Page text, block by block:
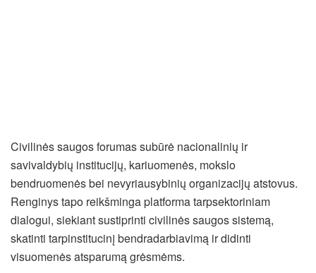
Civilinės saugos forumas subūrė nacionalinių ir
savivaldybių institucijų, kariuomenės, mokslo
bendruomenės bei nevyriausybinių organizacijų atstovus.
Renginys tapo reikšminga platforma tarpsektoriniam
dialogui, siekiant sustiprinti civilinės saugos sistemą,
skatinti tarpinstitucinį bendradarbiavimą ir didinti
visuomenės atsparumą grėsmėms.